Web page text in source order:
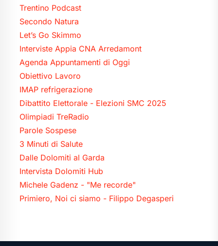
Trentino Podcast
Secondo Natura
Let’s Go Skimmo
Interviste Appia CNA Arredamont
Agenda Appuntamenti di Oggi
Obiettivo Lavoro
IMAP refrigerazione
Dibattito Elettorale - Elezioni SMC 2025
Olimpiadi TreRadio
Parole Sospese
3 Minuti di Salute
Dalle Dolomiti al Garda
Intervista Dolomiti Hub
Michele Gadenz - "Me recorde"
Primiero, Noi ci siamo - Filippo Degasperi